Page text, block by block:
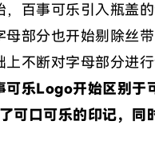
，百事可乐引入瓶盖
母部分也开始剔除丝
不断对字母部分进
可乐Logo开始区别于
可口可乐的印记，同